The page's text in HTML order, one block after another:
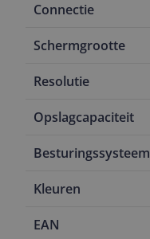
Connectie
Schermgrootte
Resolutie
Opslagcapaciteit
Besturingssysteem
Kleuren
EAN